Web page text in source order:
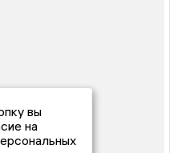
вы
на